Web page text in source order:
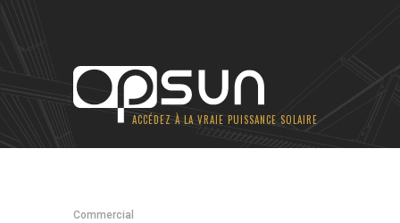
ACCÉDEZ À LA VRAIE PUISSANCE SOLAIRE
Commercial